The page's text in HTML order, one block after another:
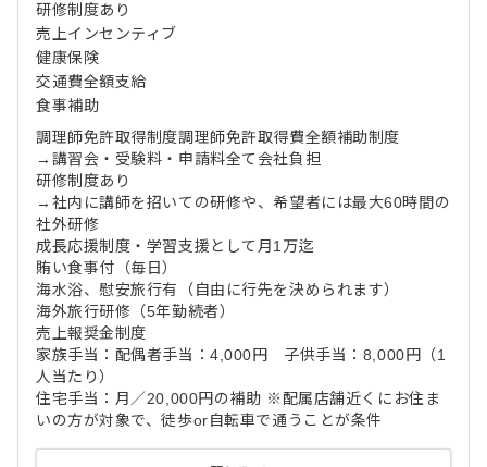
研修制度あり
売上インセンティブ
健康保険
交通費全額支給
食事補助
調理師免許取得制度調理師免許取得費全額補助制度
→講習会・受験料・申請料全て会社負担
研修制度あり
→社内に講師を招いての研修や、希望者には最大60時間の
社外研修
成長応援制度・学習支援として月1万迄
賄い食事付（毎日）
海水浴、慰安旅行有（自由に行先を決められます）
海外旅行研修（5年勤続者）
売上報奨金制度
家族手当：配偶者手当：4,000円 子供手当：8,000円（1
人当たり）
住宅手当：月／20,000円の補助 ※配属店舗近くにお住ま
いの方が対象で、徒歩or自転車で通うことが条件